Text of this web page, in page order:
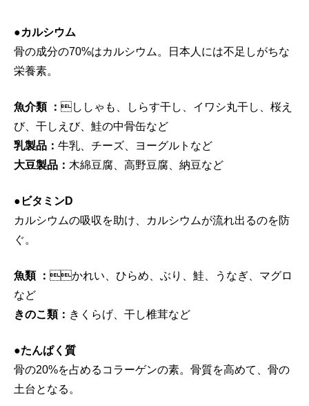
●カルシウム
骨の成分の70%はカルシウム。日本人には不足しがちな
栄養素。
魚介類 ： ししゃも、しらす干し、イワシ丸干し、桜え
び、干しえび、鮭の中骨缶など
乳製品： 牛乳、チーズ、ヨーグルトなど
大豆製品： 木綿豆腐、高野豆腐、納豆など
●ビタミンD
カルシウムの吸収を助け、カルシウムが流れ出るのを防
ぐ。
魚類 ： かれい、ひらめ、ぶり、鮭、うなぎ、マグロ
など
きのこ類： きくらげ、干し椎茸など
●たんぱく質
骨の20%を占めるコラーゲンの素。骨質を高めて、骨の
土台となる。